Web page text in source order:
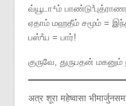
வ்யூடா⁴ம்
ஏதாம் மஹதீம் சமூம் =
பஸ்²ய = பார்!
குருவே, துருபதன்
अत्र शूरा महेष्वासा